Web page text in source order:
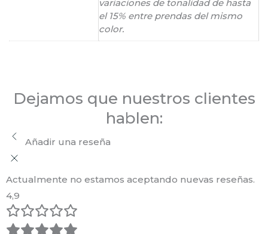
variaciones de tonalidad de hasta
el 15% entre prendas del mismo
color.
Dejamos que nuestros clientes
hablen:
Añadir una reseña
Actualmente no estamos aceptando nuevas reseñas.
4,9